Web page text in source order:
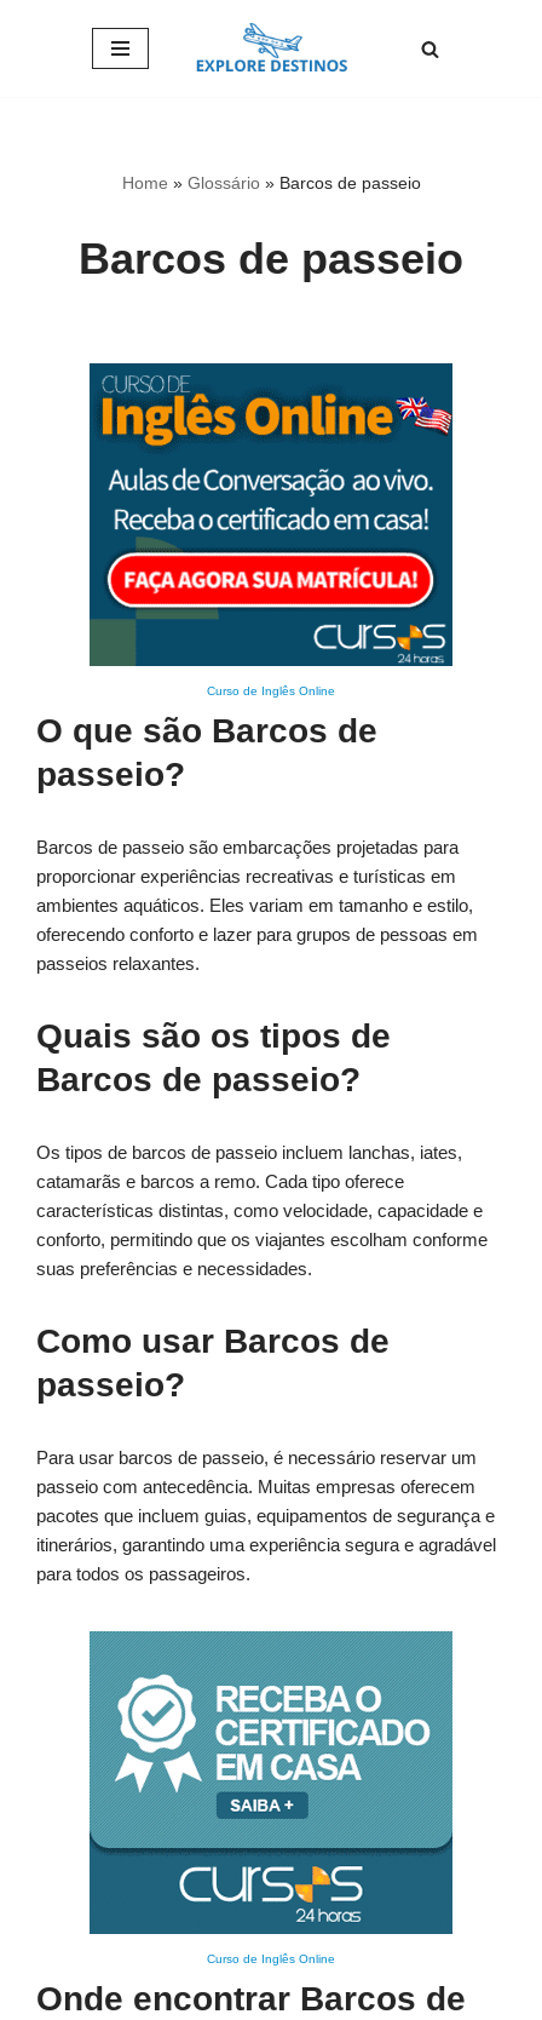
Home » Glossário» Barcos de passeio
Barcos de passeio
Curso de Inglês Online
O que são Barcos de
passeio?
Barcos de passeio são embarcações projetadas para
proporcionar experiências recreativas e turísticas em
ambientes aquáticos. Eles variam em tamanho e estilo,
oferecendo conforto e lazer para grupos de pessoas em
passeios relaxantes.
Quais são os tipos de
Barcos de passeio?
Os tipos de barcos de passeio incluem lanchas, iates,
catamarãs e barcos a remo. Cada tipo oferece
características distintas, como velocidade, capacidade e
conforto, permitindo que os viajantes escolham conforme
suas preferências e necessidades.
Como usar Barcos de
passeio?
Para usar barcos de passeio, é necessário reservar um
passeio com antecedência. Muitas empresas oferecem
pacotes que incluem guias, equipamentos de segurança e
itinerários, garantindo uma experiência segura e agradável
para todos os passageiros.
Curso de Inglês Online
Onde encontrar Barcos de